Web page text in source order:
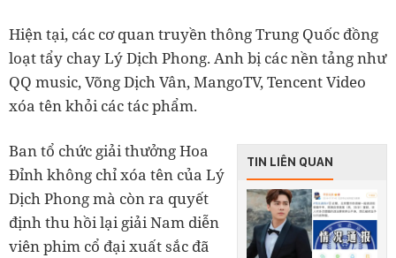
Hiện tại, các cơ quan truyền thông Trung Quốc đồng
loạt tẩy chay Lý Dịch Phong. Anh bị các nền tảng như
QQ music, Võng Dịch Vân, MangoTV, Tencent Video
xóa tên khỏi các tác phẩm.
TIN LIÊN QUAN
Ban tổ chức giải thưởng Hoa
Đỉnh không chỉ xóa tên của Lý
Dịch Phong mà còn ra quyết
định thu hồi lại giải Nam diễn
viên phim cổ đại xuất sắc đã